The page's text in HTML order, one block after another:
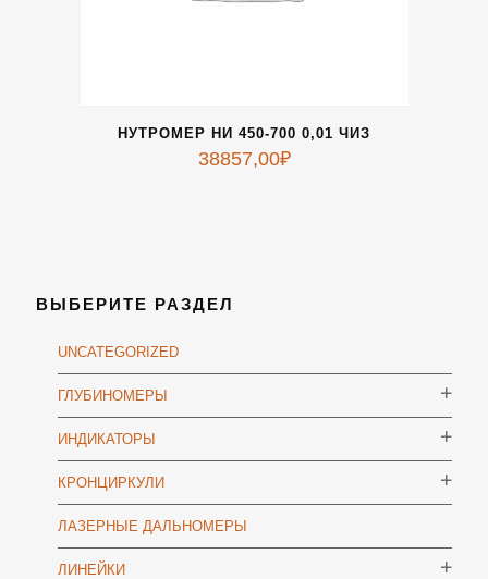
НУТРОМЕР НИ 450-700 0,01 ЧИЗ
38857,00₽
ВЫБЕРИТЕ РАЗДЕЛ
UNCATEGORIZED
ГЛУБИНОМЕРЫ
ИНДИКАТОРЫ
КРОНЦИРКУЛИ
ЛАЗЕРНЫЕ ДАЛЬНОМЕРЫ
ЛИНЕЙКИ